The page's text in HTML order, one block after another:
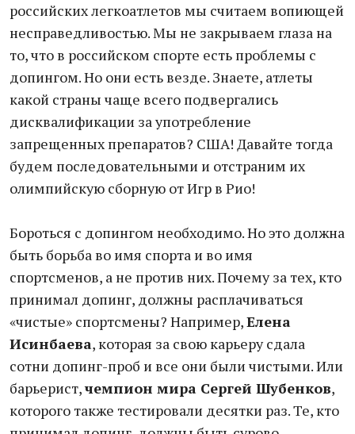
российских легкоатлетов мы считаем вопиющей
несправедливостью. Мы не закрываем глаза на
то, что в российском спорте есть проблемы с
допингом. Но они есть везде. Знаете, атлеты
какой страны чаще всего подвергались
дисквалификации за употребление
запрещенных препаратов? США! Давайте тогда
будем последовательными и отстраним их
олимпийскую сборную от Игр в Рио!
Бороться с допингом необходимо. Но это должна
быть борьба во имя спорта и во имя
спортсменов, а не против них. Почему за тех, кто
принимал допинг, должны расплачиваться
«чистые» спортсмены? Например,Елена
Исинбаева, которая за свою карьеру сдала
сотни допинг-проб и все они были чистыми. Или
барьерист,чемпион мира Сергей Шубенков,
которого также тестировали десятки раз. Те, кто